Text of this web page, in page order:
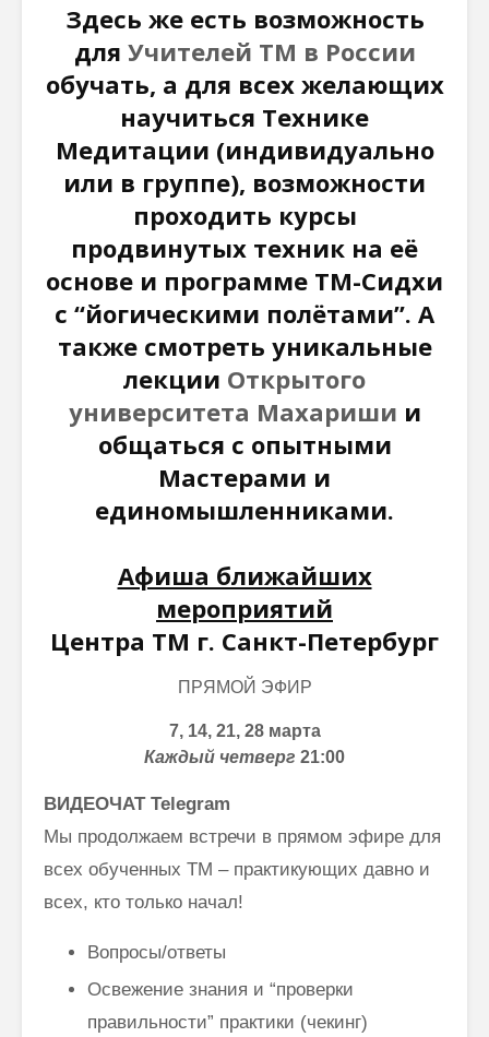
Здесь же есть возможность
для Учителей ТМ в России
обучать, а для всех желающих
научиться Технике
Медитации (индивидуально
или в группе), возможности
проходить курсы
продвинутых техник на её
основе и программе ТМ-Сидхи
с “йогическими полётами”. А
также смотреть уникальные
лекции Открытого
университета Махариши и
общаться с опытными
Мастерами и
единомышленниками.
Афиша ближайших
мероприятий
Центра ТМ г. Санкт-Петербург
ПРЯМОЙ ЭФИР
7, 14, 21, 28 марта
Каждый четверг 21:00
ВИДЕОЧАТ Telegram
Мы продолжаем встречи в прямом эфире для
всех обученных ТМ – практикующих давно и
всех, кто только начал!
Вопросы/ответы
Освежение знания и “проверки
правильности” практики (чекинг)
толкование Вед,
Упанишад,
Гиты, всей этой
философии
Веданты,
философии
йоги…”
Три облика
Махариши
Махеш